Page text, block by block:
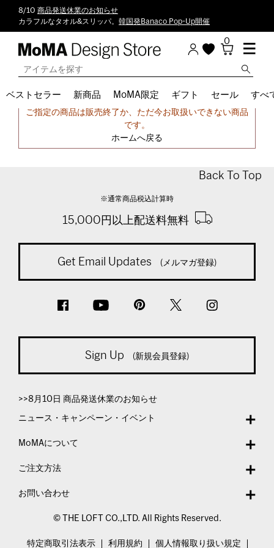
8/10 商品発送休業のお知らせ
カラフルなタオル&スリッパ。 韓国発Banaco Pop-Up開催
0
ベストセラー 新商品 MoMA限定 ギフト セール すべ
申し訳ございません。
ご指定の商品は販売終了か、ただ今お取扱いできない商品
です。
ホームへ戻る
Back To Top
※通常商品税込計算時
15,000円以上配送料無料
Get Email Updates (メルマガ登録)
Sign Up (新規会員登録)
>>8月10日 商品発送休業のお知らせ
ニュース・キャンペーン・イベント
MoMAについて
ご注文方法
お問い合わせ
© THE LOFT CO.,LTD. All Rights Reserved.
特定商取引法表示 利用規約 個人情報取り扱い規定